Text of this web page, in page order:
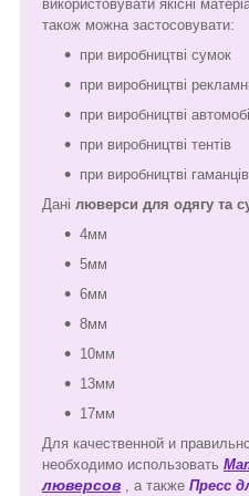
використовувати якісні
також можна застосовувати:
при виробництві сумок
при виробництві
при виробництві
при виробництві тентів
при виробництві
Дані люверси для одягу та
4мм
5мм
6мм
8мм
10мм
13мм
17мм
Для качественной и
необходимо использовать
люверсов , а также Пресс